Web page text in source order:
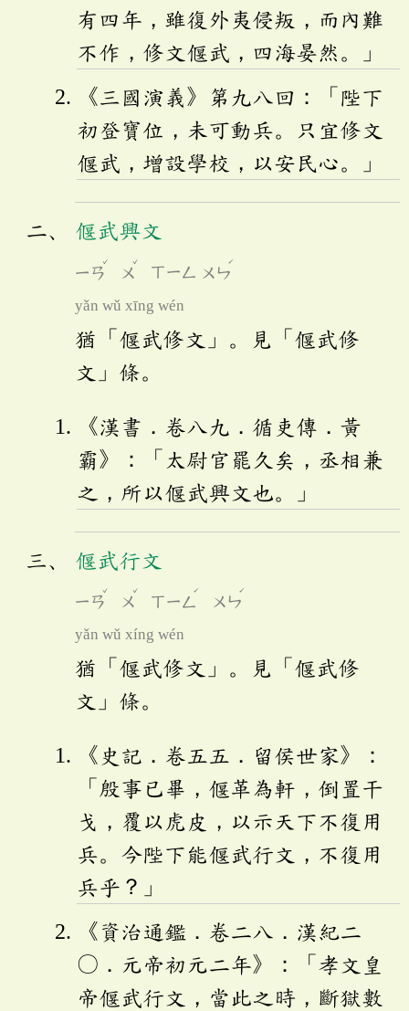
有四年，雖復外夷侵叛，而內難
不作，修文偃武，四海晏然。」
《三國演義》第九八回：「陛下
初登寶位，未可動兵。只宜修文
偃武，增設學校，以安民心。」
偃武興文
ㄧㄢ
ˇ
ㄨ
ˇ
ㄒㄧㄥ ㄨㄣ
ˊ
yǎn wǔ xīng wén
猶「偃武修文」。見「偃武修
文」條。
《漢書．卷八九．循吏傳．黃
霸》：「太尉官罷久矣，丞相兼
之，所以偃武興文也。」
偃武行文
ㄧㄢ
ˇ
ㄨ
ˇ
ㄒㄧㄥ
ˊ
ㄨㄣ
ˊ
yǎn wǔ xíng wén
猶「偃武修文」。見「偃武修
文」條。
《史記．卷五五．留侯世家》：
「殷事已畢，偃革為軒，倒置干
戈，覆以虎皮，以示天下不復用
兵。今陛下能偃武行文，不復用
兵乎？」
《資治通鑑．卷二八．漢紀二
〇．元帝初元二年》：「孝文皇
帝偃武行文，當此之時，斷獄數